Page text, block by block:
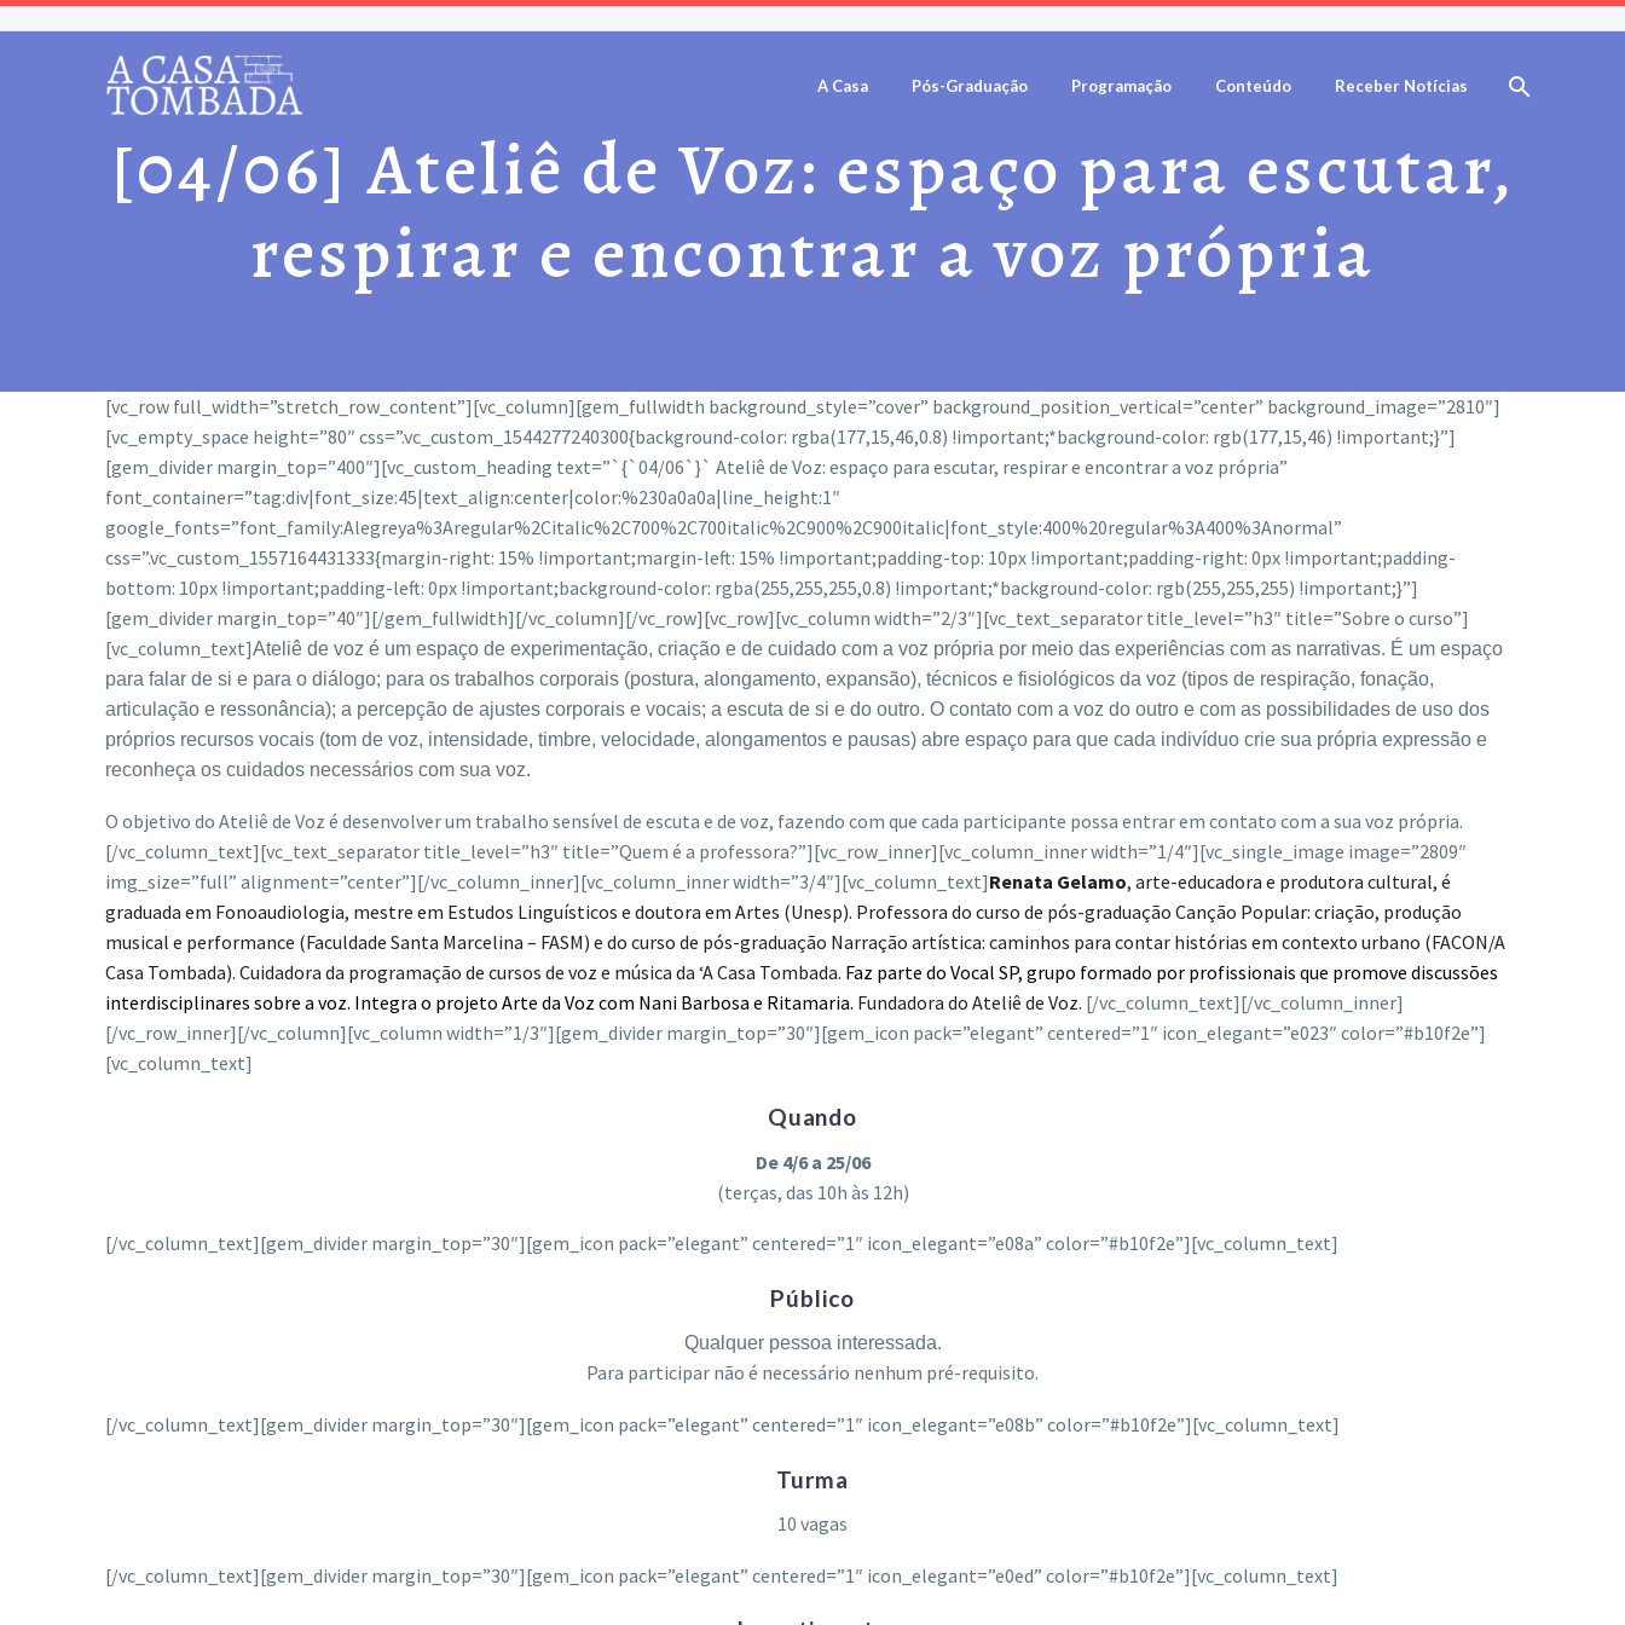
A Casa Pós-Graduação Programação Conteúdo Receber Notícias
[04/06] Ateliê de Voz: espaço para escutar,
respirar e encontrar a voz própria
[vc_row full_width=”stretch_row_content”][vc_column][gem_fullwidth background_style=”cover” background_position_vertical=”center” background_image=”2810″]
[vc_empty_space height=”80″ css=”.vc_custom_1544277240300{background-color: rgba(177,15,46,0.8) !important;*background-color: rgb(177,15,46) !important;}”]
[gem_divider margin_top=”400″][vc_custom_heading text=”`{`04/06`}` Ateliê de Voz: espaço para escutar, respirar e encontrar a voz própria”
font_container=”tag:div|font_size:45|text_align:center|color:%230a0a0a|line_height:1″
google_fonts=”font_family:Alegreya%3Aregular%2Citalic%2C700%2C700italic%2C900%2C900italic|font_style:400%20regular%3A400%3Anormal”
css=”.vc_custom_1557164431333{margin-right: 15% !important;margin-left: 15% !important;padding-top: 10px !important;padding-right: 0px !important;padding-
bottom: 10px !important;padding-left: 0px !important;background-color: rgba(255,255,255,0.8) !important;*background-color: rgb(255,255,255) !important;}”]
[gem_divider margin_top=”40″][/gem_fullwidth][/vc_column][/vc_row][vc_row][vc_column width=”2/3″][vc_text_separator title_level=”h3″ title=”Sobre o curso”]
[vc_column_text]Ateliê de voz é um espaço de experimentação, criação e de cuidado com a voz própria por meio das experiências com as narrativas. É um espaço
para falar de si e para o diálogo; para os trabalhos corporais (postura, alongamento, expansão), técnicos e fisiológicos da voz (tipos de respiração, fonação,
articulação e ressonância); a percepção de ajustes corporais e vocais; a escuta de si e do outro. O contato com a voz do outro e com as possibilidades de uso dos
próprios recursos vocais (tom de voz, intensidade, timbre, velocidade, alongamentos e pausas) abre espaço para que cada indivíduo crie sua própria expressão e
reconheça os cuidados necessários com sua voz.
O objetivo do Ateliê de Voz é desenvolver um trabalho sensível de escuta e de voz, fazendo com que cada participante possa entrar em contato com a sua voz própria.
[/vc_column_text][vc_text_separator title_level=”h3″ title=”Quem é a professora?”][vc_row_inner][vc_column_inner width=”1/4″][vc_single_image image=”2809″
img_size=”full” alignment=”center”][/vc_column_inner][vc_column_inner width=”3/4″][vc_column_text]Renata Gelamo, arte-educadora e produtora cultural, é
graduada em Fonoaudiologia, mestre em Estudos Linguísticos e doutora em Artes (Unesp). Professora do curso de pós-graduação Canção Popular: criação, produção
musical e performance (Faculdade Santa Marcelina – FASM) e do curso de pós-graduação Narração artística: caminhos para contar histórias em contexto urbano (FACON/A
Casa Tombada). Cuidadora da programação de cursos de voz e música da ‘A Casa Tombada. Faz parte do Vocal SP, grupo formado por profissionais que promove discussões
interdisciplinares sobre a voz. Integra o projeto Arte da Voz com Nani Barbosa e Ritamaria. Fundadora do Ateliê de Voz. [/vc_column_text][/vc_column_inner]
[/vc_row_inner][/vc_column][vc_column width=”1/3″][gem_divider margin_top=”30″][gem_icon pack=”elegant” centered=”1″ icon_elegant=”e023″ color=”#b10f2e”]
[vc_column_text]
Quando
De 4/6 a 25/06
(terças, das 10h às 12h)
[/vc_column_text][gem_divider margin_top=”30″][gem_icon pack=”elegant” centered=”1″ icon_elegant=”e08a” color=”#b10f2e”][vc_column_text]
Público
Qualquer pessoa interessada.
Para participar não é necessário nenhum pré-requisito.
[/vc_column_text][gem_divider margin_top=”30″][gem_icon pack=”elegant” centered=”1″ icon_elegant=”e08b” color=”#b10f2e”][vc_column_text]
Turma
10 vagas
[/vc_column_text][gem_divider margin_top=”30″][gem_icon pack=”elegant” centered=”1″ icon_elegant=”e0ed” color=”#b10f2e”][vc_column_text]